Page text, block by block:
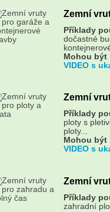
Zemní
Příklady
dočastné
Mohou
VIDEO s
Zemní
Příklady
ploty s
ploty...
Mohou
VIDEO s
Zemní
Příklady
zahradní